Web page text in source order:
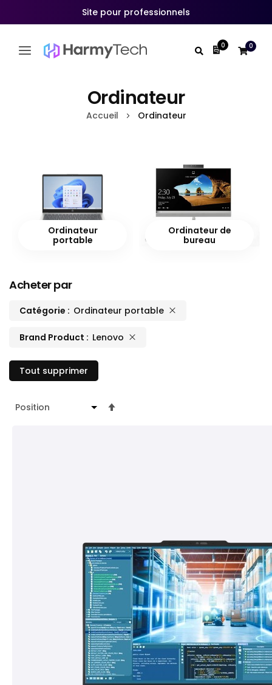
Site pour professionnels
Mon devis
0 0
Ordinateur
Accueil Ordinateur
Ordinateur
portable
Ordinateur de
bureau
Acheter par
Catégorie Ordinateur portable
Brand Product Lenovo
Tout supprimer